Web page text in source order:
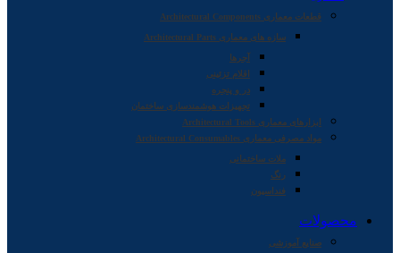
قطعات معماری Architectural Components
سازه های معماری Architectural Parts
آجرها
اقلام تزئینی
در و پنجره
تجهیزات هوشمندسازی ساختمان
ابزارهای معماری Architectural Tools
مواد مصرفی معماری Architectural Consumables
ملات ساختمانی
رنگ
فنداسیون
محصولات
صنایع آموزشی